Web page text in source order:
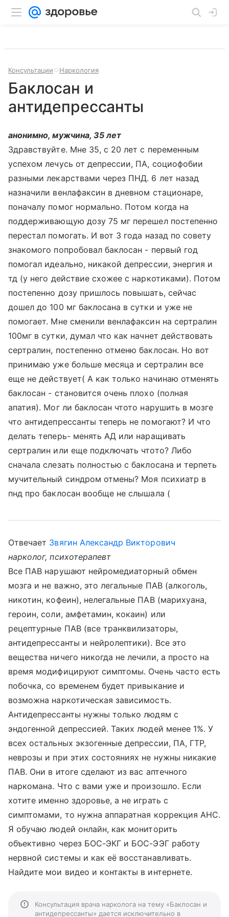
Консультации Наркология
Баклосан и
антидепрессанты
анонимно, мужчина, 35 лет
Здравствуйте. Мне 35, с 20 лет с переменным
успехом лечусь от депрессии, ПА, социофобии
разными лекарствами через ПНД. 6 лет назад
назначили венлафаксин в дневном стационаре,
поначалу помог нормально. Потом когда на
поддерживающую дозу 75 мг перешел постепенно
перестал помогать. И вот 3 года назад по совету
знакомого попробовал баклосан - первый год
помогал идеально, никакой депрессии, энергия и
тд (у него действие схожее с наркотиками). Потом
постепенно дозу пришлось повышать, сейчас
дошел до 100 мг баклосана в сутки и уже не
помогает. Мне сменили венлафаксин на сертралин
100мг в сутки, думал что как начнет действовать
сертралин, постепенно отменю баклосан. Но вот
принимаю уже больше месяца и сертралин все
еще не действует( А как только начинаю отменять
баклосан - становится очень плохо (полная
апатия). Мог ли баклосан чтото нарушить в мозге
что антидепрессанты теперь не помогают? И что
делать теперь- менять АД или наращивать
сертралин или еще подключать чтото? Либо
сначала слезать полностью с баклосана и терпеть
мучительный синдром отмены? Моя психиатр в
пнд про баклосан вообще не слышала (
Отвечает Звягин Александр Викторович
нарколог, психотерапевт
Все ПАВ нарушают нейромедиаторный обмен
мозга и не важно, это легальные ПАВ (алкоголь,
никотин, кофеин), нелегальные ПАВ (марихуана,
героин, соли, амфетамин, кокаин) или
рецептурные ПАВ (все транквилизаторы,
антидепрессанты и нейролептики). Все это
вещества ничего никогда не лечили, а просто на
время модифицируют симптомы. Очень часто есть
побочка, со временем будет привыкание и
возможна наркотическая зависимость.
Антидепрессанты нужны только людям с
эндогенной депрессией. Таких людей менее 1%. У
всех остальных экзогенные депрессии, ПА, ГТР,
неврозы и при этих состояниях не нужны никакие
ПАВ. Они в итоге сделают из вас аптечного
наркомана. Что с вами уже и произошло. Если
хотите именно здоровье, а не играть с
симптомами, то нужна аппаратная коррекция АНС.
Я обучаю людей онлайн, как мониторить
объективно через БОС-ЭКГ и БОС-ЭЭГ работу
нервной системы и как её восстанавливать.
Найдите мои видео и контакты в интернете.
Консультация врача нарколога на тему «Баклосан и
антидепрессанты» дается исключительно в